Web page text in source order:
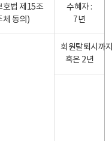
호법 제15조
체 동의)
수혜자 :
7년
회원탈퇴시까
혹은 2년